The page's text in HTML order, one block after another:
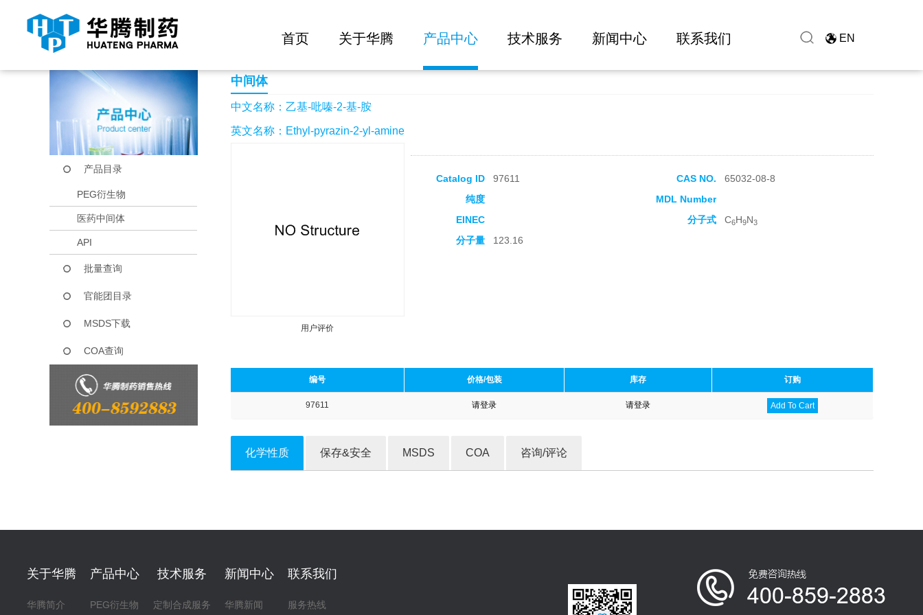
首页 关于华腾 产品中心 技术服务 新闻中心 联系我们 EN
当前位置： 首页 产品中心 乙基-吡嗪-2-基-胺
产品目录
PEG衍生物
医药中间体
API
批量查询
官能团目录
MSDS下载
COA查询
中间体
中文名称：乙基-吡嗪-2-基-胺
英文名称：Ethyl-pyrazin-2-yl-amine
用户评价
Catalog ID 97611 CAS NO.
65032-08-8
纯度
MDL Number
EINEC
分子式 C6H9N3
分子量 123.16
编号 价格/包装 库存 订购
97611 请登录 请登录 Add To Cart
化学性质 保存&安全 MSDS COA 咨询/评论
关于华腾
华腾简介
产品中心
PEG衍生物
技术服务
定制合成服务
新闻中心
华腾新闻
联系我们
服务热线